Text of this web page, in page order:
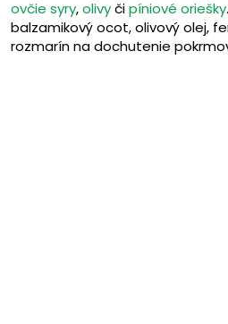
ovčie syry,olivyčipíniové oriešky
balzamikový ocot, olivový olej,
rozmarín na dochutenie